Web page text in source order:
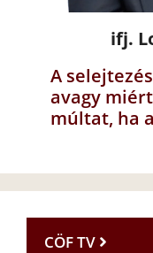
ifj.
A
avagy
múltat, ha
CÖF TV